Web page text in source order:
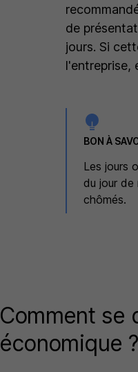
de
jours. Si
l'entreprise,
BON À
Les jours
du jour de
chômés.
Comment se
économique ?